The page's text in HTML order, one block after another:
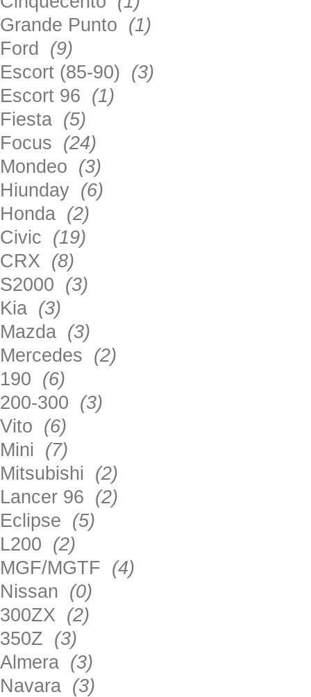
Grande Punto (1)
Ford (9)
Escort (85-90) (3)
Escort 96 (1)
Fiesta (5)
Focus (24)
Mondeo (3)
Hiunday (6)
Honda (2)
Civic (19)
CRX (8)
S2000 (3)
Kia (3)
Mazda (3)
Mercedes (2)
190 (6)
200-300 (3)
Vito (6)
Mini (7)
Mitsubishi (2)
Lancer 96 (2)
Eclipse (5)
L200 (2)
MGF/MGTF (4)
Nissan (0)
300ZX (2)
350Z (3)
Almera (3)
Navara (3)